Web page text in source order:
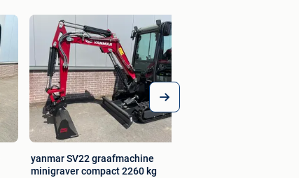
yanmar SV22 graafmachine
minigraver compact 2260 kg